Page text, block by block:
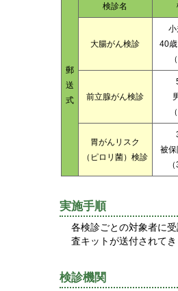
郵
送
式
検診名
大腸がん検診
40
前立腺がん検診
胃がんリスク
（ピロリ菌）検診
被
実施手順
各検診ごとの対象者に
査キットが送付されて
検診機関